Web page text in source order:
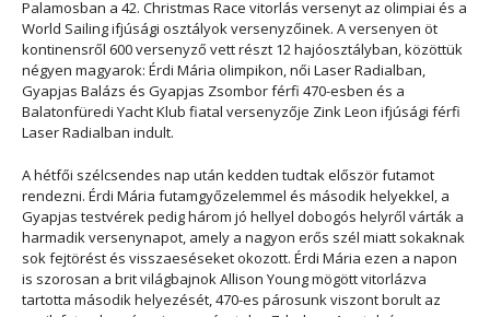
Palamosban a 42. Christmas Race vitorlás versenyt az olimpiai és a
World Sailing ifjúsági osztályok versenyzőinek. A versenyen öt
kontinensről 600 versenyző vett részt 12 hajóosztályban, közöttük
négyen magyarok: Érdi Mária olimpikon, női Laser Radialban,
Gyapjas Balázs és Gyapjas Zsombor férfi 470-esben és a
Balatonfüredi Yacht Klub fiatal versenyzője Zink Leon ifjúsági férfi
Laser Radialban indult.
A hétfői szélcsendes nap után kedden tudtak először futamot
rendezni. Érdi Mária futamgyőzelemmel és második helyekkel, a
Gyapjas testvérek pedig három jó hellyel dobogós helyről várták a
harmadik versenynapot, amely a nagyon erős szél miatt sokaknak
sok fejtörést és visszaeséseket okozott. Érdi Mária ezen a napon
is szorosan a brit világbajnok Allison Young mögött vitorlázva
tartotta második helyezését, 470-es párosunk viszont borult az